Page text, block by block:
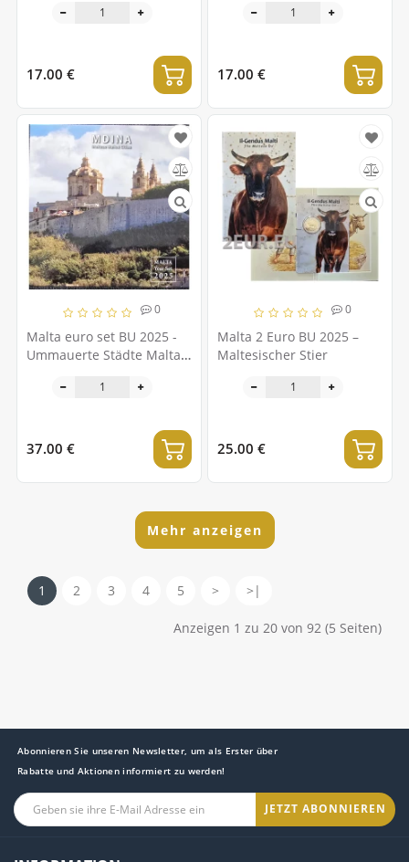
17.00 € 17.00 €
0
Malta euro set BU 2025 -
Ummauerte Städte Maltas
37.00 €
0
Malta 2 Euro BU 2025 –
Maltesischer Stier
25.00 €
Mehr anzeigen
1 2 3 4 5 > >|
Anzeigen 1 zu 20 von 92 (5 Seiten)
Abonnieren Sie unseren Newsletter, um als Erster über
Rabatte und Aktionen informiert zu werden!
JETZT ABONNIEREN